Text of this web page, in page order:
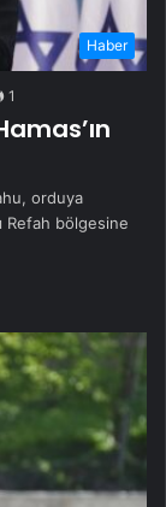
Haber
1
orduya
Refah bölgesine